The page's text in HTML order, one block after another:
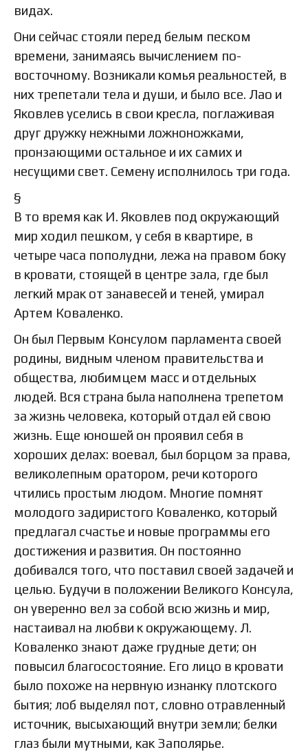
видах.
Они сейчас стояли перед белым песком
времени, занимаясь вычислением по-
восточному. Возникали комья реальностей, в
них трепетали тела и души, и было все. Лао и
Яковлев уселись в свои кресла, поглаживая
друг дружку нежными ложноножками,
пронзающими остальное и их самих и
несущими свет. Семену исполнилось три года.
§
В то время как И. Яковлев под окружающий
мир ходил пешком, у себя в квартире, в
четыре часа пополудни, лежа на правом боку
в кровати, стоящей в центре зала, где был
легкий мрак от занавесей и теней, умирал
Артем Коваленко.
Он был Первым Консулом парламента своей
родины, видным членом правительства и
общества, любимцем масс и отдельных
людей. Вся страна была наполнена трепетом
за жизнь человека, который отдал ей свою
жизнь. Еще юношей он проявил себя в
хороших делах: воевал, был борцом за права,
великолепным оратором, речи которого
чтились простым людом. Многие помнят
молодого задиристого Коваленко, который
предлагал счастье и новые программы его
достижения и развития. Он постоянно
добивался того, что поставил своей задачей и
целью. Будучи в положении Великого Консула,
он уверенно вел за собой всю жизнь и мир,
настаивал на любви к окружающему. Л.
Коваленко знают даже грудные дети; он
повысил благосостояние. Его лицо в кровати
было похоже на нервную изнанку плотского
бытия; лоб выделял пот, словно отравленный
источник, высыхающий внутри земли; белки
глаз были мутными, как Заполярье.